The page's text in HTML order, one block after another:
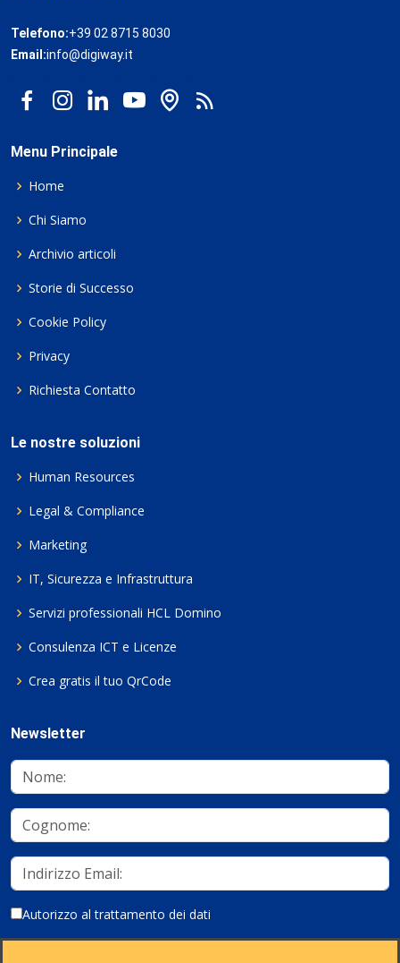
Telefono:+39 02 8715 8030
Email:info@digiway.it
Menu Principale
Home
Chi Siamo
Archivio articoli
Storie di Successo
Cookie Policy
Privacy
Richiesta Contatto
Le nostre soluzioni
Human Resources
Legal & Compliance
Marketing
IT, Sicurezza e Infrastruttura
Servizi professionali HCL Domino
Consulenza ICT e Licenze
Crea gratis il tuo QrCode
Newsletter
Autorizzo al trattamento dei dati